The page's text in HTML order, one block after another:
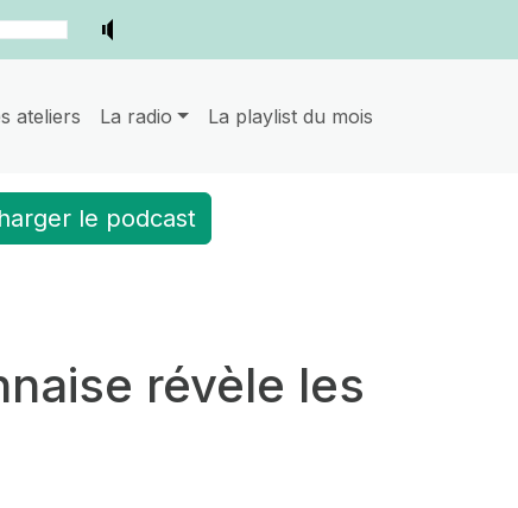
ateliers La radio La playlist du mois
le podcast
révèle les